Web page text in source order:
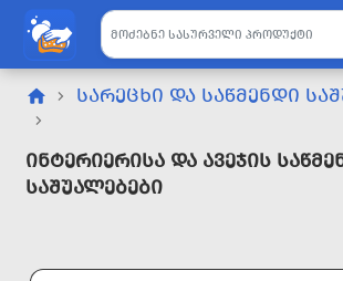
ᲡᲐᲠᲔᲪᲮᲘ ᲓᲐ ᲡᲐᲬᲛᲔᲜᲓᲘ
Ინტერიერისა Და Ავეჯის
Საშუალებები